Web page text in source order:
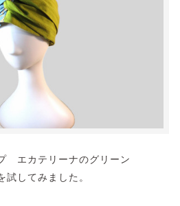
エカテリーナのグリーン
してみました。